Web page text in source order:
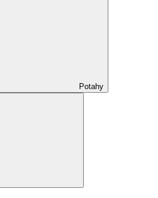
Potahy